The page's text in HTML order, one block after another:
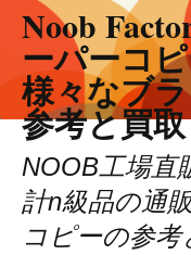
Noob
ーパーコ
様々なブ
参考と買取
NOOB工場直
計n級品の通
コピーの参